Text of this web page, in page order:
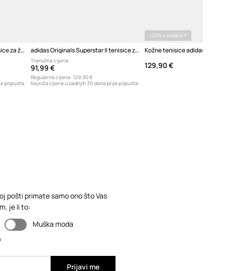
adidas Originals SL 72 Og Tenisice za žene kožne
popusta:
adidas Originals Superstar II tenisice za žene kožne
Trenutna cijena:
91,99 €
Regularna cijena: 129,90 €
Najniža cijena u zadnjih 30 dana prije popusta:
-20% u košarici*
129,90 €
pošti primate samo ono što Vas
je li to:
Muška moda
Prijavi me